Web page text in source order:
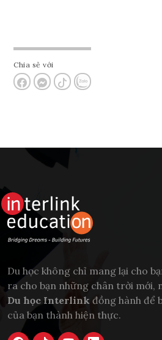
Chia sẻ với
Du học không chỉ mang lại cho
ra cho bạn những chân trời mới,
Du học Interlink đồng hành để
của bạn thành hiện thực.